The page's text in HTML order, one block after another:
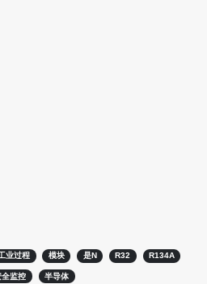
业过程 模块 是N R32 R134A
全监控 半导体